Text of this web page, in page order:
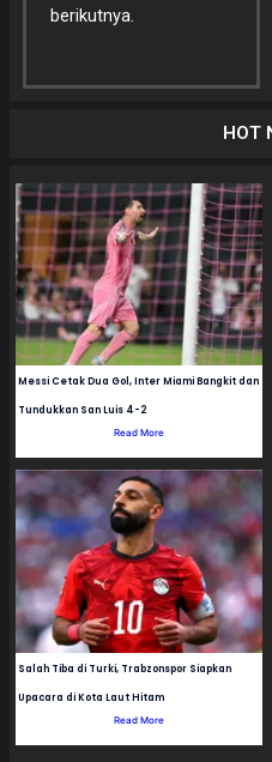
berikutnya.
HOT
Messi Cetak Dua Gol, Inter Miami Bangkit dan
Tundukkan San Luis 4-2
Read More
Salah Tiba di Turki, Trabzonspor Siapkan
Upacara di Kota Laut Hitam
Read More